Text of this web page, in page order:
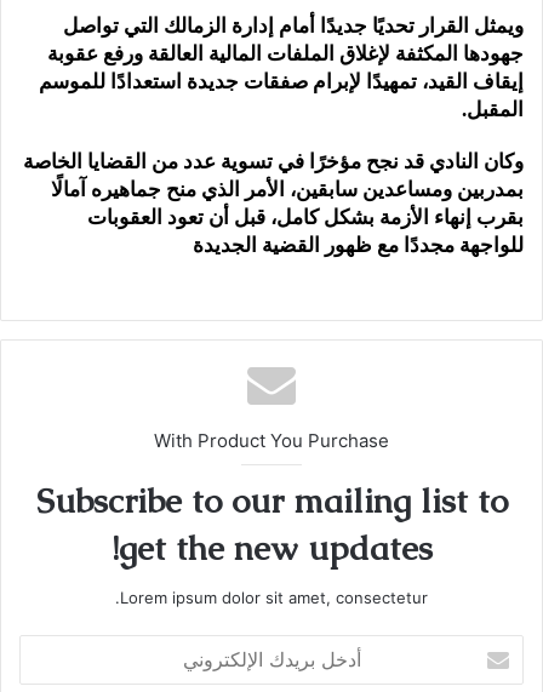
ويمثل القرار تحديًا جديدًا أمام إدارة الزمالك التي تواصل
جهودها المكثفة لإغلاق الملفات المالية العالقة ورفع عقوبة
إيقاف القيد، تمهيدًا لإبرام صفقات جديدة استعدادًا للموسم
المقبل.
وكان النادي قد نجح مؤخرًا في تسوية عدد من القضايا الخاصة
بمدربين ومساعدين سابقين، الأمر الذي منح جماهيره آمالًا
بقرب إنهاء الأزمة بشكل كامل، قبل أن تعود العقوبات
للواجهة مجددًا مع ظهور القضية الجديدة
With Product You Purchase
Subscribe to our mailing list to
get the new updates!
Lorem ipsum dolor sit amet, consectetur.
بريدك